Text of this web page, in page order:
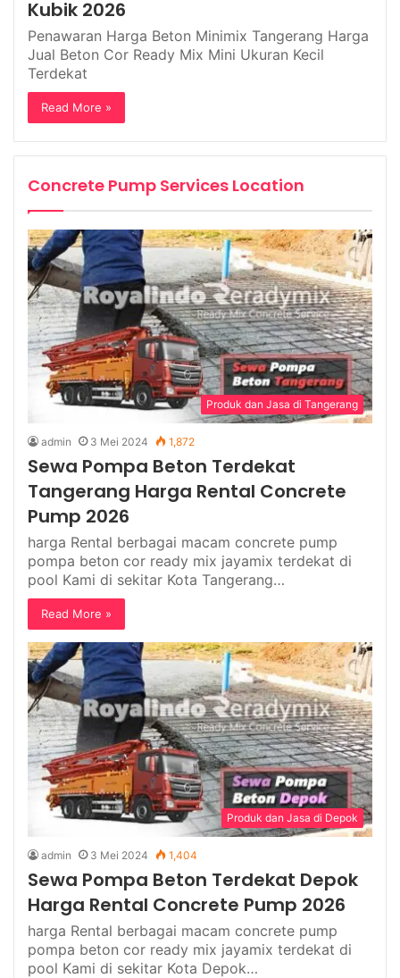
Kubik 2026
Penawaran Harga Beton Minimix Tangerang Harga
Jual Beton Cor Ready Mix Mini Ukuran Kecil
Terdekat
Read More »
Concrete Pump Services Location
Produk dan Jasa di Tangerang
admin 3 Mei 2024 1,872
Sewa Pompa Beton Terdekat
Tangerang Harga Rental Concrete
Pump 2026
harga Rental berbagai macam concrete pump
pompa beton cor ready mix jayamix terdekat di
pool Kami di sekitar Kota Tangerang…
Read More »
Produk dan Jasa di Depok
admin 3 Mei 2024 1,404
Sewa Pompa Beton Terdekat Depok
Harga Rental Concrete Pump 2026
harga Rental berbagai macam concrete pump
pompa beton cor ready mix jayamix terdekat di
pool Kami di sekitar Kota Depok…